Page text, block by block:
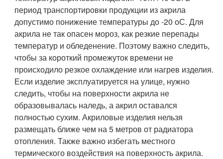
период транспортировки продукции из акрила
допустимо понижение температуры до -20 оС. Для
акрила не так опасен мороз, как резкие перепады
температур и обледенение. Поэтому важно следить,
чтобы за короткий промежуток времени не
происходило резкое охлаждение или нагрев изделия.
Если изделие эксплуатируется на улице, нужно
следить, чтобы на поверхности акрила не
образовывалась наледь, а акрил оставался
полностью сухим. Акриловые изделия нельзя
размещать ближе чем на 5 метров от радиатора
отопления. Также важно избегать местного
термического воздействия на поверхность акрила.